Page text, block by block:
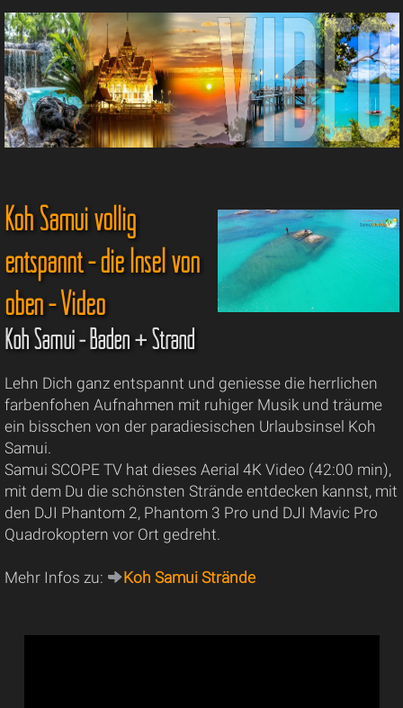
Koh Samui völlig
entspannt - die Insel von
oben - Video
Koh Samui - Baden + Strand
Lehn Dich ganz entspannt und geniesse die herrlichen
farbenfohen Aufnahmen mit ruhiger Musik und träume
ein bisschen von der paradiesischen Urlaubsinsel Koh
Samui.
Samui SCOPE TV hat dieses Aerial 4K Video (42:00 min),
mit dem Du die schönsten Strände entdecken kannst, mit
den DJI Phantom 2, Phantom 3 Pro und DJI Mavic Pro
Quadrokoptern vor Ort gedreht.
Mehr Infos zu: Koh Samui Strände